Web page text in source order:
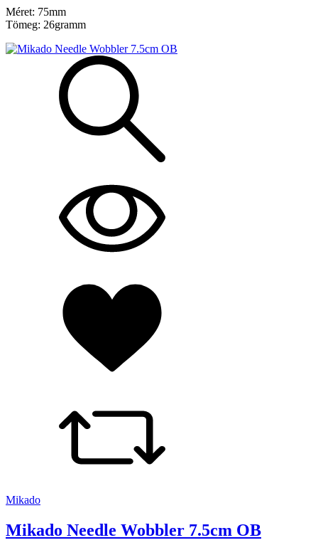
Méret: 75mm
Tömeg: 26gramm
Mikado
Mikado Needle Wobbler 7.5cm OB